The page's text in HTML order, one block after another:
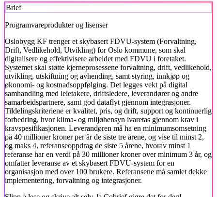
Brief
Programvareprodukter og lisenser
Oslobygg KF trenger et skybasert FDVU-system (Forvaltning,
Drift, Vedlikehold, Utvikling) for Oslo kommune, som skal
digitalisere og effektivisere arbeidet med FDVU i foretaket.
Systemet skal støtte kjerneprosessene forvaltning, drift, vedlikehold,
utvikling, utskiftning og avhending, samt styring, innkjøp og
økonomi- og kostnadsoppfølging. Det legges vekt på digital
samhandling med leietakere, driftsledere, leverandører og andre
samarbeidspartnere, samt god dataflyt gjennom integrasjoner.
Tildelingskriteriene er kvalitet, pris, og drift, support og kontinuerlig
forbedring, hvor klima- og miljøhensyn ivaretas gjennom krav i
kravspesifikasjonen. Leverandøren må ha en minimumsomsetning
på 40 millioner kroner per år de siste tre årene, og vise til minst 2,
og maks 4, referanseoppdrag de siste 5 årene, hvorav minst 1
referanse har en verdi på 30 millioner kroner over minimum 3 år, og
omfatter leveranse av et skybasert FDVU-system for en
organisasjon med over 100 brukere. Referansene må samlet dekke
implementering, forvaltning og integrasjoner.